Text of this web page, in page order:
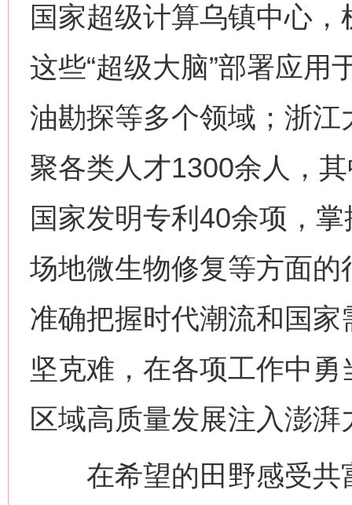
国家超级计算乌镇中心
这些“超级大脑”部署应用
油勘探等多个领域；浙
聚各类人才1300余人，
国家发明专利40余项，
场地微生物修复等方面
准确把握时代潮流和国
坚克难，在各项工作中勇
区域高质量发展注入澎湃
在希望的田野感受